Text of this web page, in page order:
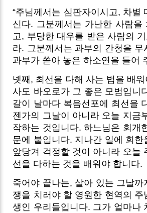
“주님께서는 심판자이시고, 차별
신다. 그분께서는 가난한 사람을
고, 부당한 대우를 받은 사람의
라. 그분께서는 과부의 간청을 무
과부가 쏟아 놓은 하소연을 들어
넷째, 최선을 다해 사는 법을 배
사도 바오로가 그 좋은 모범입니
갈이 날마다 복음선포에 최선을
젠가의 그날이 아니라 오늘 지금
작하는 것입니다. 하느님은 회개
문에 붙입니다. 지나간 일에 회한
앞당겨 걱정할 것이 아니라 오늘
선을 다하는 것을 배워야 합니다.
죽어야 끝나는, 살아 있는 그날까
쟁을 치러야 할 영원한 현역의 주
생인 우리들입니다. 그가 얼마나